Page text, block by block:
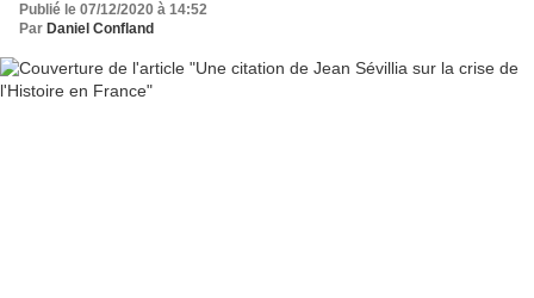
Publié le 07/12/2020 à 14:52
Par Daniel Confland